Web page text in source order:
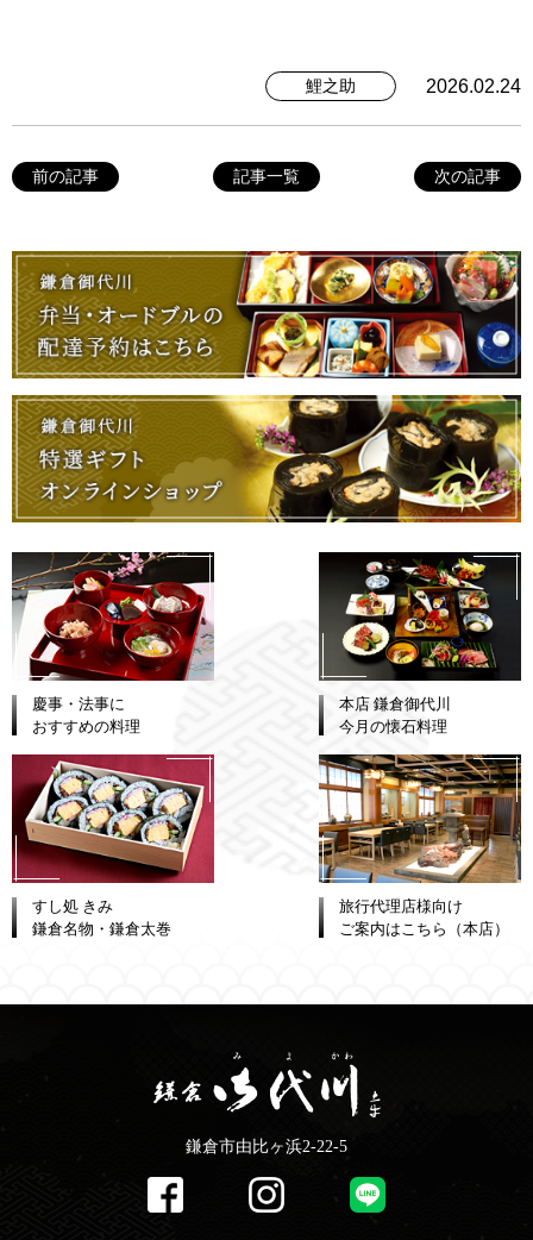
鯉之助 2026.02.24
前の記事 記事一覧 次の記事
慶事・法事に
おすすめの料理
本店 鎌倉御代川
今月の懐石料理
すし処 きみ
鎌倉名物・鎌倉太巻
旅行代理店様向け
ご案内はこちら（本店）
鎌倉市由比ヶ浜2-22-5